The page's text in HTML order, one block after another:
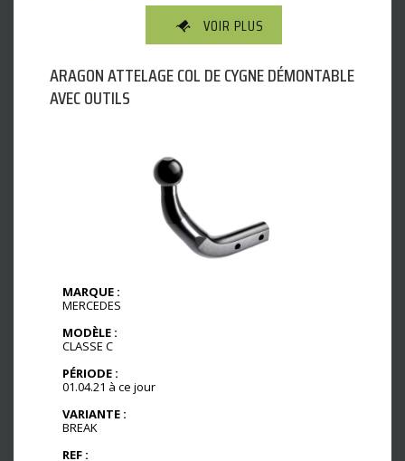
VOIR PLUS
ARAGON ATTELAGE COL DE CYGNE DÉMONTABLE
AVEC OUTILS
MARQUE :
MERCEDES
MODÈLE :
CLASSE C
PÉRIODE :
01.04.21 à ce jour
VARIANTE :
BREAK
REF :